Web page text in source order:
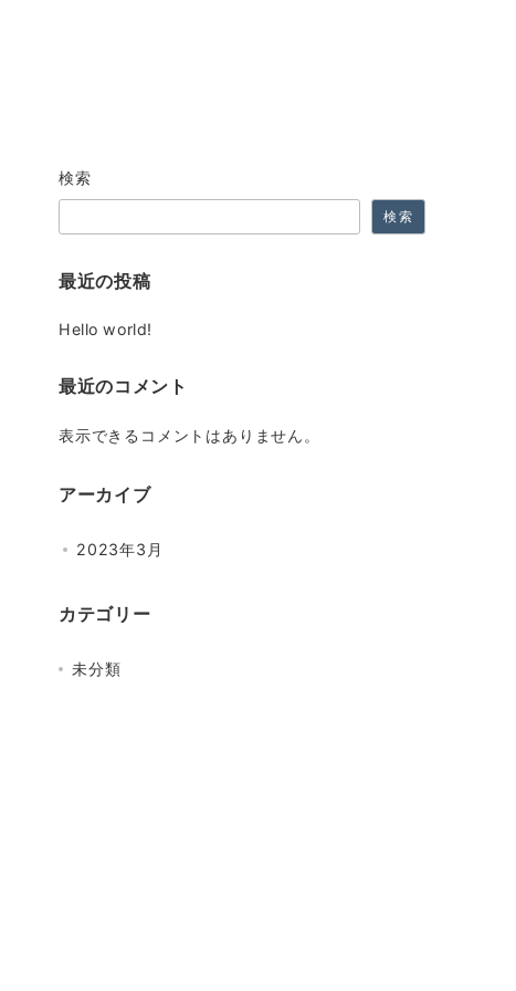
検索
検索
最近の投稿
Hello world!
最近のコメント
表示できるコメントはありません。
アーカイブ
2023年3月
カテゴリー
未分類